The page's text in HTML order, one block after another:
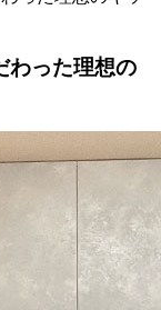
わった理想の